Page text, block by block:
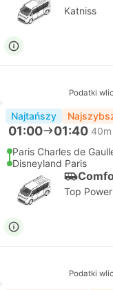
Katniss
Podatki
Najtańszy
01:00 01:40 40m
Paris Charles de
Disneyland Paris
Top
Podatki